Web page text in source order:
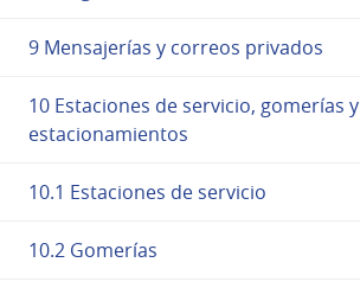
9 Mensajerías y correos privados
10 Estaciones de servicio, gomerías y
estacionamientos
10.1 Estaciones de servicio
10.2 Gomerías